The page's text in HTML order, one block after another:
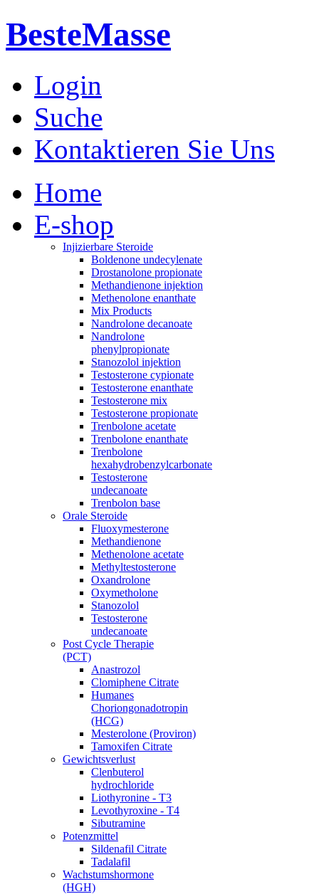
BesteMasse
Login
Suche
Kontaktieren Sie Uns
Home
E-shop
Injizierbare Steroide
Boldenone undecylenate
Drostanolone propionate
Methandienone injektion
Methenolone enanthate
Mix Products
Nandrolone decanoate
Nandrolone
phenylpropionate
Stanozolol injektion
Testosterone cypionate
Testosterone enanthate
Testosterone mix
Testosterone propionate
Trenbolone acetate
Trenbolone enanthate
Trenbolone
hexahydrobenzylcarbonate
Testosterone
undecanoate
Trenbolon base
Orale Steroide
Fluoxymesterone
Methandienone
Methenolone acetate
Methyltestosterone
Oxandrolone
Oxymetholone
Stanozolol
Testosterone
undecanoate
Post Cycle Therapie
(PCT)
Anastrozol
Clomiphene Citrate
Humanes
Choriongonadotropin
(HCG)
Mesterolone (Proviron)
Tamoxifen Citrate
Gewichtsverlust
Clenbuterol
hydrochloride
Liothyronine - T3
Levothyroxine - T4
Sibutramine
Potenzmittel
Sildenafil Citrate
Tadalafil
Wachstumshormone
(HGH)